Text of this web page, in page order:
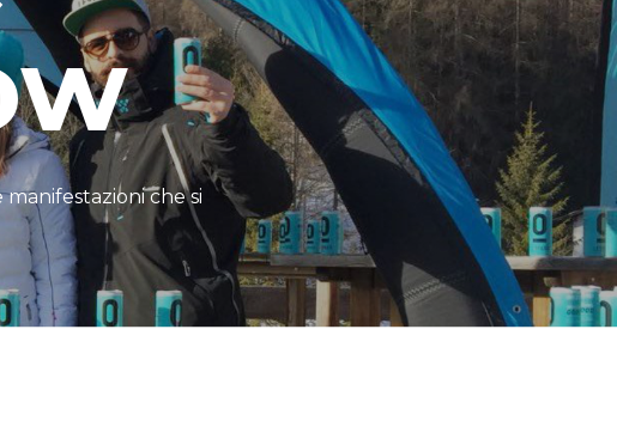
che si